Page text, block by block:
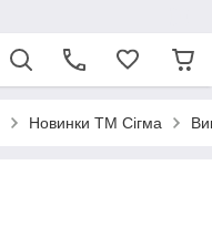
Новинки ТМ Сігма